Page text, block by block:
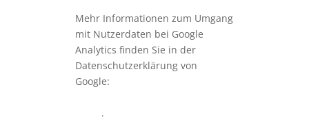
Mehr Informationen zum Umgang
mit Nutzerdaten bei Google
Analytics finden Sie in der
Datenschutzerklärung von
Google:
.